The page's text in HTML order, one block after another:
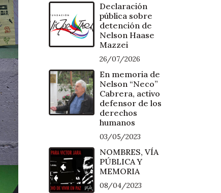
Declaración
pública sobre
detención de
Nelson Haase
Mazzei
26/07/2026
En memoria de
Nelson “Neco”
Cabrera, activo
defensor de los
derechos
humanos
03/05/2023
NOMBRES, VÍA
PÚBLICA Y
MEMORIA
08/04/2023